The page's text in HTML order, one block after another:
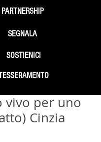
SEGNALA
SOSTIENICI
PARTNERSHIP
vivo per uno
Cinzia